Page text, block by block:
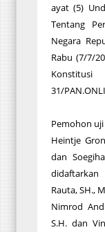
ayat (5)
Tentang
Negara
Rabu (7/7/
31/
Pemohon
Heintje
dan
Rauta, SH.,
Nimrod
S.H. dan